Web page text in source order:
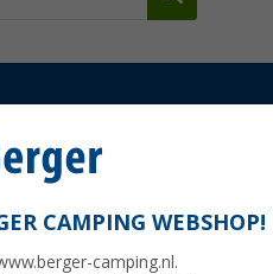
Silwy x Fidlock magnetisch
voor
CAMPING WEBSHOP!
camping.nl.